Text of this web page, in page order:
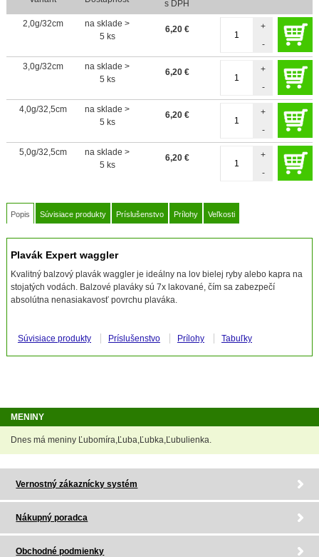
s DPH
2,0g/32cm
na sklade >
5 ks
6,20 €
-
+
3,0g/32cm
na sklade >
5 ks
6,20 €
-
+
4,0g/32,5cm
na sklade >
5 ks
6,20 €
-
+
5,0g/32,5cm
na sklade >
5 ks
6,20 €
-
+
Popis Súvisiace produkty Príslušenstvo Prílohy Veľkosti
Plavák Expert waggler
Kvalitný balzový plavák waggler je ideálny na lov bielej ryby alebo kapra na
stojatých vodách. Balzové plaváky sú 7x lakované, čím sa zabezpečí
absolútna nenasiakavosť povrchu plaváka.
Súvisiace produkty Príslušenstvo Prílohy Tabuľky
MENINY
Dnes má meniny Ľubomíra,Ľuba,Ľubka,Ľubulienka.
Vernostný zákaznícky systém
Nákupný poradca
Obchodné podmienky